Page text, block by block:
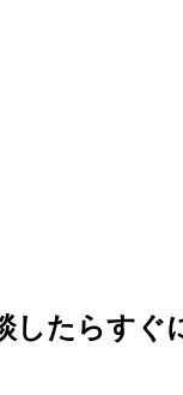
したらすぐ